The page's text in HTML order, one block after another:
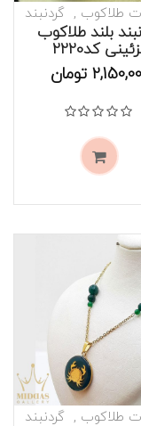
موجود است
طلاکوب گردنبند
بلند طلاکوب
کد2220
تومان
نمره0از 5
طلاکوب گردنبند